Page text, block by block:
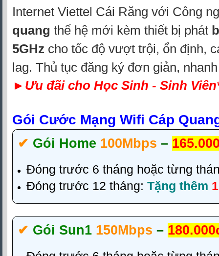
Internet Viettel Cái Răng với Công
quang thế hệ mới kèm thiết bị phát
5GHz cho tốc độ vượt trội, ổn định,
lag. Thủ tục đăng ký đơn giản,
► Ưu đãi cho Học Sinh - Sinh
Gói Cước Mạng Wifi Cáp
✔‎ Gói Home 100Mbps –
Đóng trước 6 tháng hoặc từng
Đóng trước 12 tháng: Tặng thêm 1
✔‎ Gói Sun1 150Mbps –